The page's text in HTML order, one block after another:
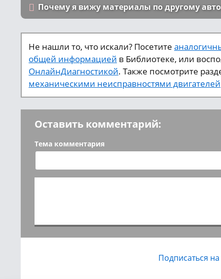
Почему я вижу материалы по другому
Не нашли то, что искали? Посетите
общей информацией в Библиотеке, или
ОнлайнДиагностикой. Также посмотрите
механическими неисправностями двигателей
Оставить комментарий:
Тема комментария
Подписаться